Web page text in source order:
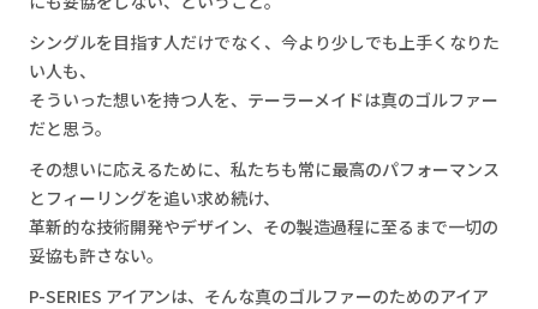
シングルを目指す人だけでなく、今より少しでも上手くなりた
い人も、
そういった想いを持つ人を、テーラーメイドは真のゴルファー
だと思う。
その想いに応えるために、私たちも常に最高のパフォーマンス
とフィーリングを追い求め続け、
革新的な技術開発やデザイン、その製造過程に至るまで一切の
妥協も許さない。
P-SERIES アイアンは、そんな真のゴルファーのためのアイア